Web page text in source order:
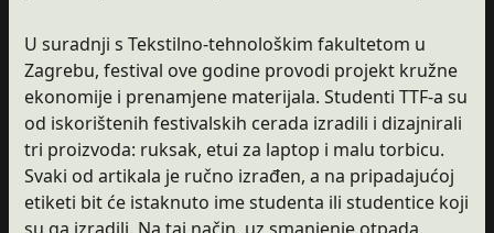
U suradnji s Tekstilno-tehnološkim fakultetom u
Zagrebu, festival ove godine provodi projekt kružne
ekonomije i prenamjene materijala. Studenti TTF-a su
od iskorištenih festivalskih cerada izradili i dizajnirali
tri proizvoda: ruksak, etui za laptop i malu torbicu.
Svaki od artikala je ručno izrađen, a na pripadajućoj
etiketi bit će istaknuto ime studenta ili studentice koji